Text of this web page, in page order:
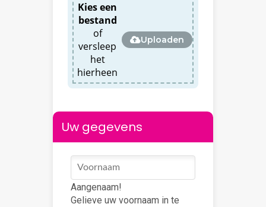
Kies een
bestand
of
versleep
het
hierheen
Uploaden
Uw gegevens
Aangenaam!
Gelieve uw voornaam in te